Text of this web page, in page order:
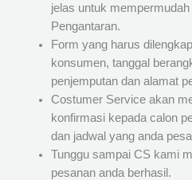
jelas untuk
Pengantaran.
Form yang harus
konsumen, tanggal
penjemputan dan alamat
Costumer Service akan
konfirmasi kepada calon
dan jadwal yang anda
Tunggu sampai CS kami
pesanan anda berhasil.